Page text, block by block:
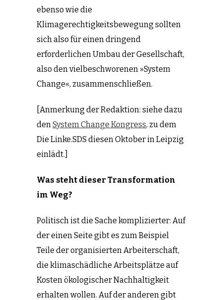
ebenso wie die
Klimagerechtigkeitsbewegung sollten
sich also für einen dringend
erforderlichen Umbau der Gesellschaft,
also den vielbeschworenen »System
Change«, zusammenschließen.
[Anmerkung der Redaktion: siehe dazu
den System Change Kongress, zu dem
Die Linke.SDS diesen Oktober in Leipzig
einlädt.]
Was steht dieser Transformation
im Weg?
Politisch ist die Sache komplizierter: Auf
der einen Seite gibt es zum Beispiel
Teile der organisierten Arbeiterschaft,
die klimaschädliche Arbeitsplätze auf
Kosten ökologischer Nachhaltigkeit
erhalten wollen. Auf der anderen gibt